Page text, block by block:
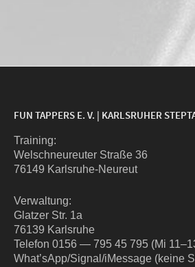
FUN TAPPERS E. V. | KARLSRUHER
Trai­ning:
Wel­sch­neu­reu­ter Stra­ße 36
76149 Karlsruhe-Neureut
Ver­wal­tung:
Glat­zer Str. 1a
76139 Karlsruhe
Tele­fon 0156 — 795 45 795 (Mi
What’sApp/Signal/iMessage (kei­ne